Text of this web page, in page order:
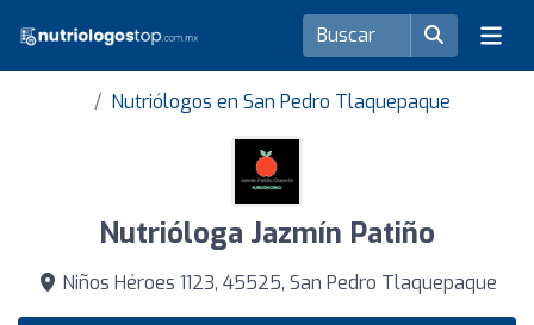
Nutriólogos en San Pedro Tlaquepaque
Nutrióloga Jazmín Patiño
Niños Héroes 1123, 45525, San Pedro Tlaquepaque